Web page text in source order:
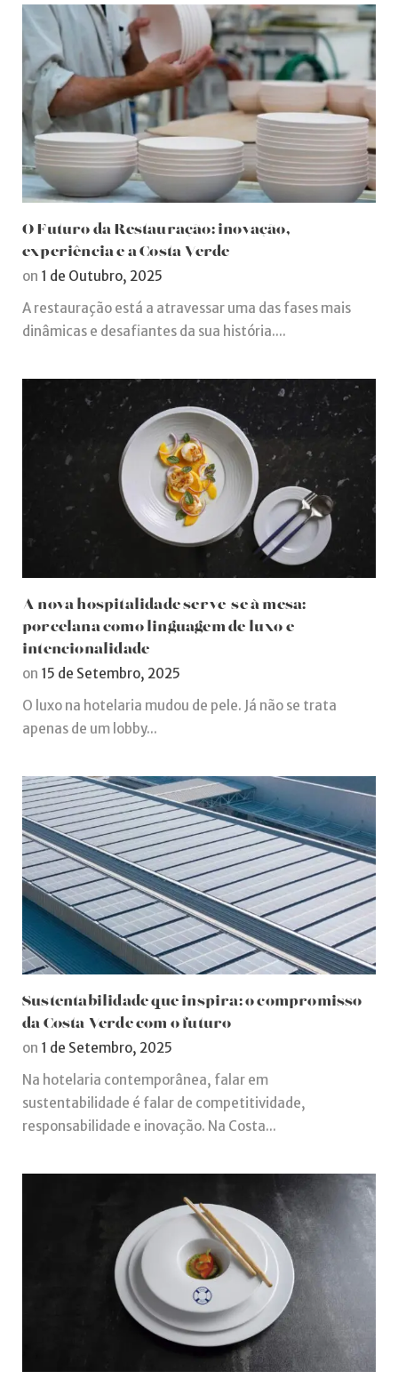
O Futuro da Restauração: inovação,
experiência e a Costa Verde
on 1 de Outubro, 2025
A restauração está a atravessar uma das fases mais
dinâmicas e desafiantes da sua história....
A nova hospitalidade serve-se à mesa:
porcelana como linguagem de luxo e
intencionalidade
on 15 de Setembro, 2025
O luxo na hotelaria mudou de pele. Já não se trata
apenas de um lobby...
Sustentabilidade que inspira: o compromisso
da Costa Verde com o futuro
on 1 de Setembro, 2025
Na hotelaria contemporânea, falar em
sustentabilidade é falar de competitividade,
responsabilidade e inovação. Na Costa...